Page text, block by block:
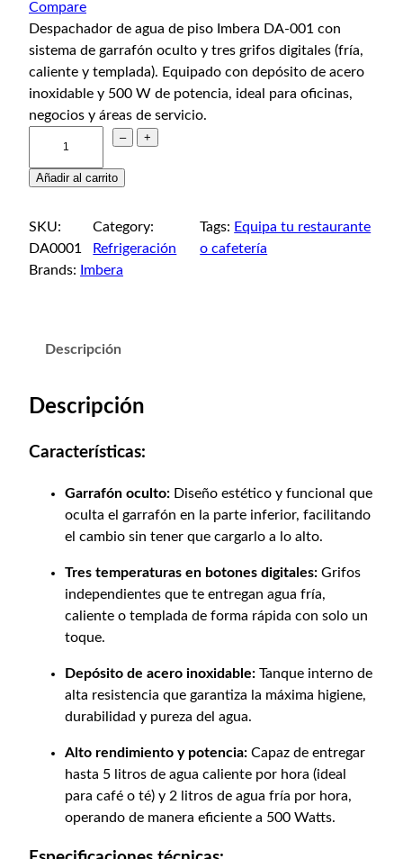
Compare
Despachador de agua de piso Imbera DA-001 con
sistema de garrafón oculto y tres grifos digitales (fría,
caliente y templada). Equipado con depósito de acero
inoxidable y 500 W de potencia, ideal para oficinas,
negocios y áreas de servicio.
– +
Añadir al carrito
SKU:
DA0001
Category:
Refrigeración
Tags: Equipa tu restaurante
o cafetería
Brands:
Imbera
Descripción
Descripción
Características:
Garrafón oculto: Diseño estético y funcional que
oculta el garrafón en la parte inferior, facilitando
el cambio sin tener que cargarlo a lo alto.
Tres temperaturas en botones digitales: Grifos
independientes que te entregan agua fría,
caliente o templada de forma rápida con solo un
toque.
Depósito de acero inoxidable: Tanque interno de
alta resistencia que garantiza la máxima higiene,
durabilidad y pureza del agua.
Alto rendimiento y potencia: Capaz de entregar
hasta 5 litros de agua caliente por hora (ideal
para café o té) y 2 litros de agua fría por hora,
operando de manera eficiente a 500 Watts.